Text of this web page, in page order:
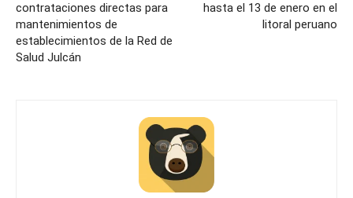
contrataciones directas para
mantenimientos de
establecimientos de la Red de
Salud Julcán
hasta el 13 de enero en el
litoral peruano